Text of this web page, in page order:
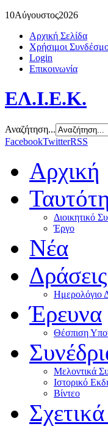
10Αύγουστος2026
Αρχική Σελίδα
Χρήσιμοι
Login
Επικοινωνία
ΕΛ.Ι.Ε.Κ.
Αναζήτηση...
FacebookTwitterRSS
Αρχική
Διοικητικό
Έργο
Νέα
Δράσεις
Ημερολόγιο
Έρευνα
Θέσπιση
Μελοντικά
Ιστορικό
Βίντεο